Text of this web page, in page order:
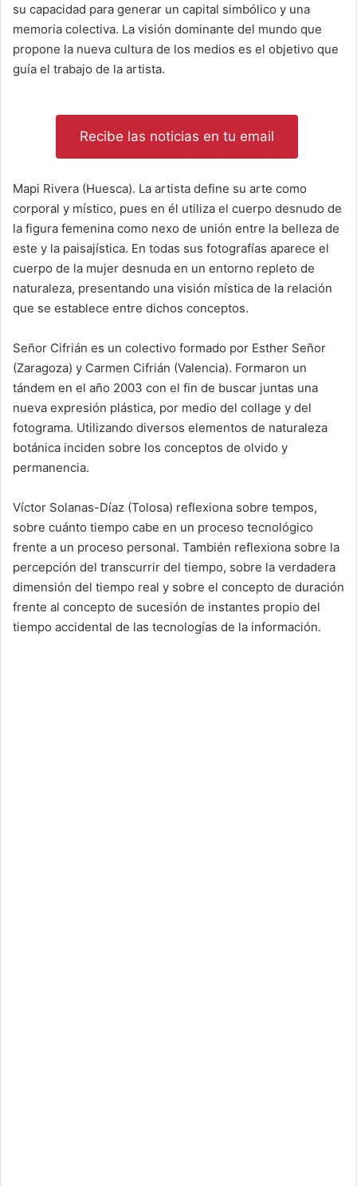
su capacidad para generar un capital simbólico y una
memoria colectiva. La visión dominante del mundo que
propone la nueva cultura de los medios es el objetivo que
guía el trabajo de la artista.
Recibe las noticias en tu email
Mapi Rivera (Huesca). La artista define su arte como
corporal y místico, pues en él utiliza el cuerpo desnudo de
la figura femenina como nexo de unión entre la belleza de
este y la paisajística. En todas sus fotografías aparece el
cuerpo de la mujer desnuda en un entorno repleto de
naturaleza, presentando una visión mística de la relación
que se establece entre dichos conceptos.
Señor Cifrián es un colectivo formado por Esther Señor
(Zaragoza) y Carmen Cifrián (Valencia). Formaron un
tándem en el año 2003 con el fin de buscar juntas una
nueva expresión plástica, por medio del collage y del
fotograma. Utilizando diversos elementos de naturaleza
botánica inciden sobre los conceptos de olvido y
permanencia.
Víctor Solanas-Díaz (Tolosa) reflexiona sobre tempos,
sobre cuánto tiempo cabe en un proceso tecnológico
frente a un proceso personal. También reflexiona sobre la
percepción del transcurrir del tiempo, sobre la verdadera
dimensión del tiempo real y sobre el concepto de duración
frente al concepto de sucesión de instantes propio del
tiempo accidental de las tecnologías de la información.